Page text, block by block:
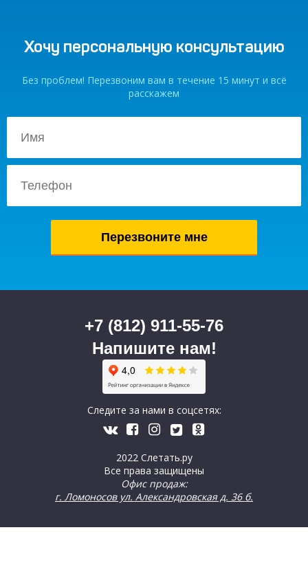
Хочу персональную консультацию
Без проблем! Перезвоним вам в течение 15 минут и всё
расскажем
2022 Слетать.ру
Все права защищены
Офис продаж:
г. Ломоносов ул. Александровская д. 36 б.
+7 (812) 911-55-76
Напишите нам!
Следите за нами в соцсетях: